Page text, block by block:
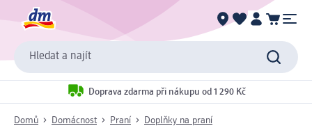
Hledat a najít
Doprava zdarma při nákupu od 1 290 Kč
Domů Domácnost Praní Doplňky na praní